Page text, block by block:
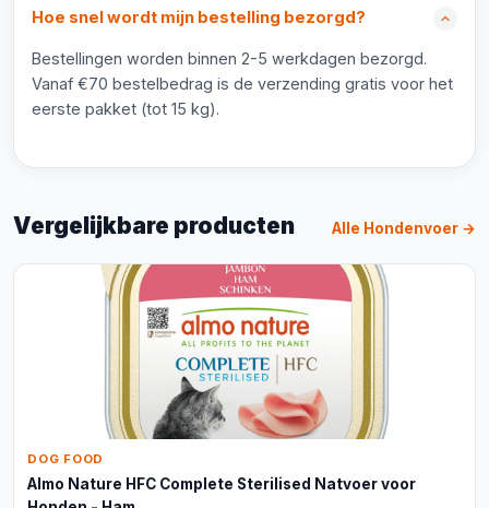
Hoe snel wordt mijn bestelling bezorgd?
Bestellingen worden binnen 2-5 werkdagen bezorgd.
Vanaf €70 bestelbedrag is de verzending gratis voor het
eerste pakket (tot 15 kg).
Vergelijkbare producten Alle Hondenvoer →
DOG FOOD
Almo Nature HFC Complete Sterilised Natvoer voor